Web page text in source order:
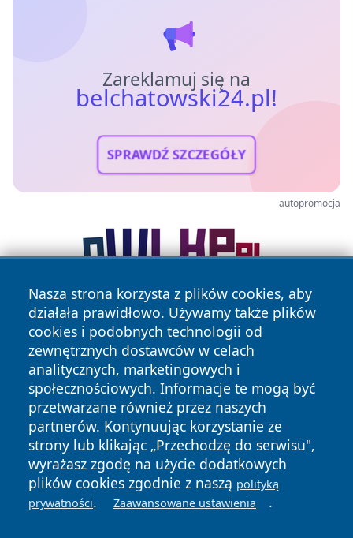
Zareklamuj się na
belchatowski24.pl!
SPRAWDŹ SZCZEGÓŁY
autopromocja
Nasza strona korzysta z plików cookies, aby
działała prawidłowo. Używamy także plików
cookies i podobnych technologii od
zewnętrznych dostawców w celach
analitycznych, marketingowych i
społecznościowych. Informacje te mogą być
przetwarzane również przez naszych
partnerów. Kontynuując korzystanie ze
strony lub klikając „Przechodzę do serwisu",
wyrażasz zgodę na użycie dodatkowych
plików cookies zgodnie z naszą polityką
prywatności. Zaawansowane ustawienia .
Copyright © 2026 belchatowski24.pl Wszystkie prawa
zastrzeżone.
News Autorzy
Polityka
Prywatności
Polityka
Cookies